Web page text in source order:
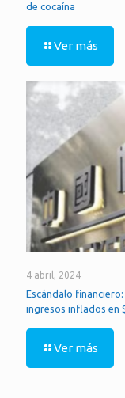
de cocaína
Ver más
4 abril, 2024
Escándalo
ingresos inflados en
Ver más